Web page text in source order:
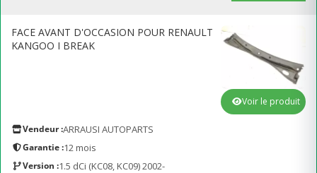
FACE AVANT D'OCCASION POUR RENAULT
KANGOO I BREAK
Vendeur :ARRAUSI AUTOPARTS
Garantie :12 mois
Version :1.5 dCi (KC08, KC09) 2002-
Voir le produit